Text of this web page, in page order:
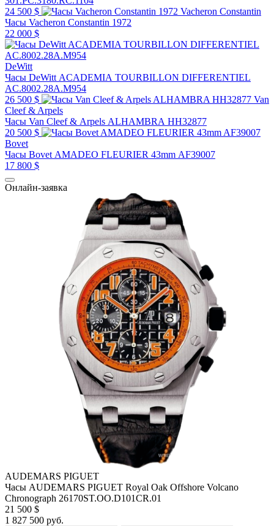
24 500 $
Vacheron Constantin
Часы Vacheron Constantin 1972
22 000 $
DeWitt
Часы DeWitt ACADEMIA TOURBILLON DIFFERENTIEL
AC.8002.28A.M954
26 500 $
Van
Cleef & Arpels
Часы Van Cleef & Arpels ALHAMBRA HH32877
20 500 $
Bovet
Часы Bovet AMADEO FLEURIER 43mm AF39007
17 800 $
Онлайн-заявка
AUDEMARS PIGUET
Часы AUDEMARS PIGUET Royal Oak Offshore Volcano
Chronograph 26170ST.OO.D101CR.01
21 500 $
1 827 500 руб.